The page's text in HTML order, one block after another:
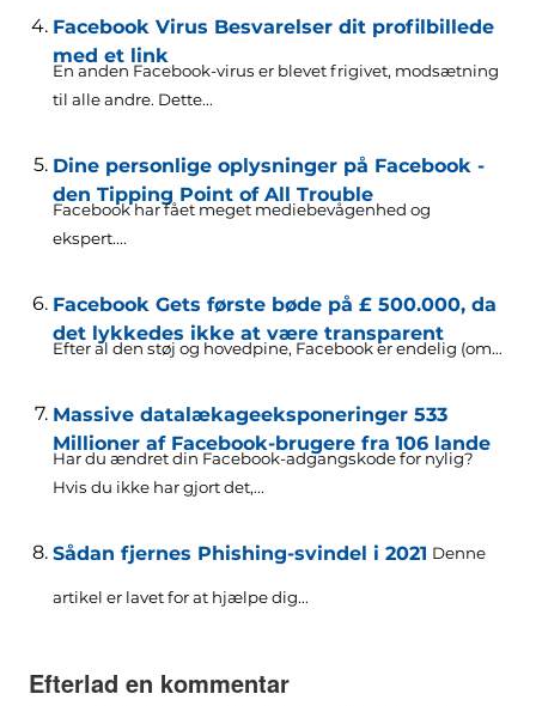
Facebook Virus Besvarelser dit profilbillede
med et link
En anden Facebook-virus er blevet frigivet, modsætning
til alle andre. Dette...
Dine personlige oplysninger på Facebook -
den Tipping Point of All Trouble
Facebook har fået meget mediebevågenhed og
ekspert....
Facebook Gets første bøde på £ 500.000, da
det lykkedes ikke at være transparent
Efter al den støj og hovedpine, Facebook er endelig (om...
Massive datalækageeksponeringer 533
Millioner af Facebook-brugere fra 106 lande
Har du ændret din Facebook-adgangskode for nylig?
Hvis du ikke har gjort det,...
Sådan fjernes Phishing-svindel i 2021 Denne
artikel er lavet for at hjælpe dig...
Efterlad en kommentar